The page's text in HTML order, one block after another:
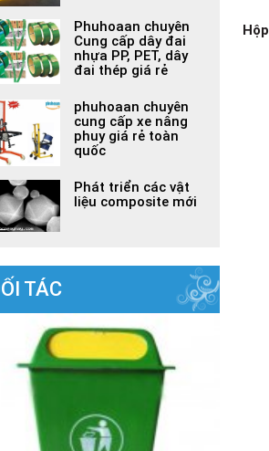
Phuhoaan chuyên
Cung cấp dây đai
nhựa PP, PET, dây
đai thép giá rẻ
phuhoaan chuyên
cung cấp xe nâng
phuy giá rẻ toàn
quốc
Phát triển các vật
liệu composite mới
TÁC